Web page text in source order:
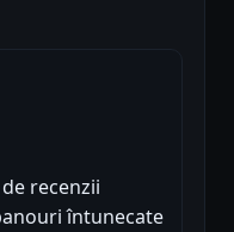
recenzii
întunecate